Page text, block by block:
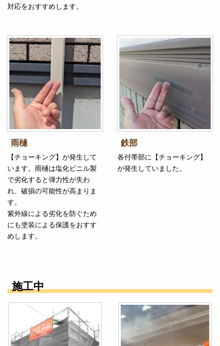
対応をおすすめします。
雨樋
【チョーキング】が発生して
います。雨樋は塩化ビニル製
で劣化すると弾力性が失わ
れ、破損の可能性が高まりま
す。
紫外線による劣化を防ぐため
にも塗装による保護をおすす
めします。
鉄部
各付帯部に【チョーキング】
が発生していました。
施工中